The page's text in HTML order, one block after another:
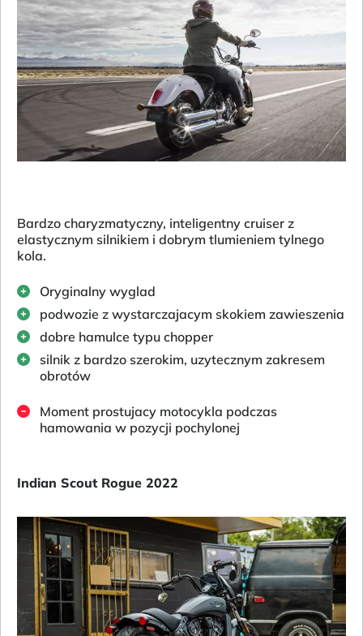
Bardzo charyzmatyczny, inteligentny cruiser z
elastycznym silnikiem i dobrym tlumieniem tylnego
kola.
Oryginalny wyglad
podwozie z wystarczajacym skokiem zawieszenia
dobre hamulce typu chopper
silnik z bardzo szerokim, uzytecznym zakresem
obrotów
Moment prostujacy motocykla podczas
hamowania w pozycji pochylonej
Indian Scout Rogue 2022